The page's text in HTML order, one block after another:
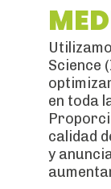
Science
en toda
calidad
y